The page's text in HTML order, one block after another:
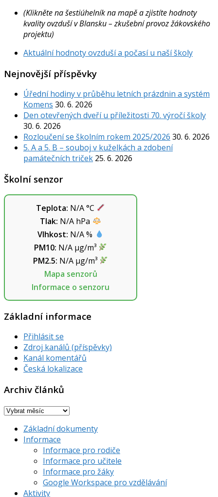
(Klikněte na šestiúhelník na mapě a zjistíte hodnoty
kvality ovzduší v Blansku – zkušební provoz žákovského
projektu)
Aktuální hodnoty ovzduší a počasí u naší školy
Nejnovější příspěvky
Úřední hodiny v průběhu letních prázdnin a systém
Komens 30. 6. 2026
Den otevřených dveří u příležitosti 70. výročí školy
30. 6. 2026
Rozloučení se školním rokem 2025/2026 30. 6. 2026
5. A a 5. B – souboj v kuželkách a zdobení
památečních triček 25. 6. 2026
Školní senzor
Teplota: N/A°C
Tlak: N/A hPa
Vlhkost: N/A%
PM10: N/Aµg/m³
PM2.5: N/Aµg/m³
Mapa senzorů
Informace o senzoru
Základní informace
Přihlásit se
Zdroj kanálů (příspěvky)
Kanál komentářů
Česká lokalizace
Archiv článků
Archiv
Základní dokumenty
Informace
Informace pro rodiče
Informace pro učitele
Informace pro žáky
Google Workspace pro vzdělávání
Aktivity